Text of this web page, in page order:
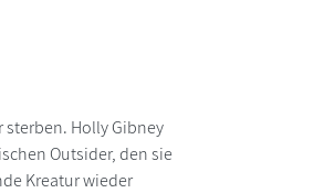
Holly Gibney
Outsider, den sie
Kreatur wieder